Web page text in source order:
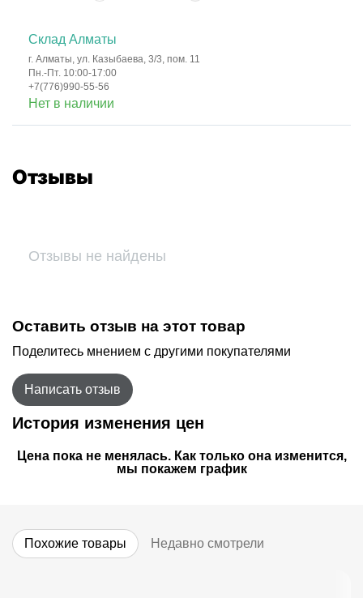
Склад Алматы
г. Алматы, ул. Казыбаева, 3/3, пом. 11
Пн.-Пт. 10:00-17:00
+7(776)990-55-56
Нет в наличии
Отзывы
Отзывы не найдены
Оставить отзыв на этот товар
Поделитесь мнением с другими покупателями
Написать отзыв
История изменения цен
Цена пока не менялась. Как только она изменится,
мы покажем график
Похожие товары Недавно смотрели